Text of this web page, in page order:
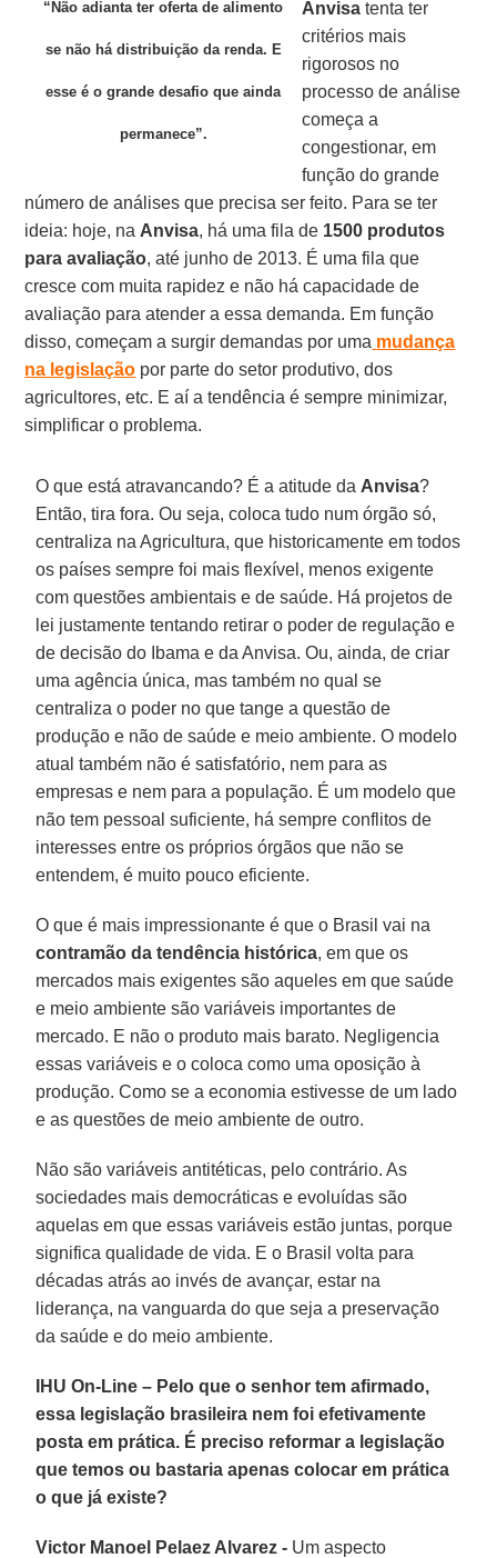
“Não adianta ter oferta de alimento
se não há distribuição da renda. E
esse é o grande desafio que ainda
permanece”.
Anvisa tenta ter
critérios mais
rigorosos no
processo de análise
começa a
congestionar, em
função do grande
número de análises que precisa ser feito. Para se ter
ideia: hoje, na Anvisa, há uma fila de 1500 produtos
para avaliação, até junho de 2013. É uma fila que
cresce com muita rapidez e não há capacidade de
avaliação para atender a essa demanda. Em função
disso, começam a surgir demandas por uma mudança
na legislação por parte do setor produtivo, dos
agricultores, etc. E aí a tendência é sempre minimizar,
simplificar o problema.
O que está atravancando? É a atitude da Anvisa?
Então, tira fora. Ou seja, coloca tudo num órgão só,
centraliza na Agricultura, que historicamente em todos
os países sempre foi mais flexível, menos exigente
com questões ambientais e de saúde. Há projetos de
lei justamente tentando retirar o poder de regulação e
de decisão do Ibama e da Anvisa. Ou, ainda, de criar
uma agência única, mas também no qual se
centraliza o poder no que tange a questão de
produção e não de saúde e meio ambiente. O modelo
atual também não é satisfatório, nem para as
empresas e nem para a população. É um modelo que
não tem pessoal suficiente, há sempre conflitos de
interesses entre os próprios órgãos que não se
entendem, é muito pouco eficiente.
O que é mais impressionante é que o Brasil vai na
contramão da tendência histórica, em que os
mercados mais exigentes são aqueles em que saúde
e meio ambiente são variáveis importantes de
mercado. E não o produto mais barato. Negligencia
essas variáveis e o coloca como uma oposição à
produção. Como se a economia estivesse de um lado
e as questões de meio ambiente de outro.
Não são variáveis antitéticas, pelo contrário. As
sociedades mais democráticas e evoluídas são
aquelas em que essas variáveis estão juntas, porque
significa qualidade de vida. E o Brasil volta para
décadas atrás ao invés de avançar, estar na
liderança, na vanguarda do que seja a preservação
da saúde e do meio ambiente.
IHU On-Line – Pelo que o senhor tem afirmado,
essa legislação brasileira nem foi efetivamente
posta em prática. É preciso reformar a legislação
que temos ou bastaria apenas colocar em prática
o que já existe?
Victor Manoel Pelaez Alvarez - Um aspecto